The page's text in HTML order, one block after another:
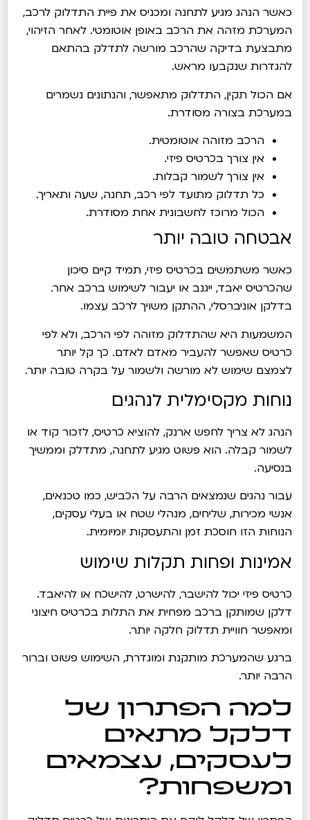
כאשר הנהג מגיע לתחנה ומכניס את פיית התדלוק לרכב,
המערכת מזהה את הרכב באופן אוטומטי. לאחר הזיהוי,
מתבצעת בדיקה שהרכב מורשה לתדלק בהתאם
להגדרות שנקבעו מראש.
אם הכול תקין, התדלוק מתאפשר, והנתונים נשמרים
במערכת בצורה מסודרת.
הרכב מזוהה אוטומטית.
אין צורך בכרטיס פיזי.
אין צורך לשמור קבלות.
כל תדלוק מתועד לפי רכב, תחנה, שעה ותאריך.
הכול מרוכז לחשבונית אחת מסודרת.
אבטחה טובה יותר
כאשר משתמשים בכרטיס פיזי, תמיד קיים סיכון
שהכרטיס יאבד, ייגנב או יעבור לשימוש ברכב אחר.
בדלקן אוניברסלי, ההתקן משויך לרכב עצמו.
המשמעות היא שהתדלוק מזוהה לפי הרכב, ולא לפי
כרטיס שאפשר להעביר מאדם לאדם. כך קל יותר
לצמצם שימוש לא מורשה ולשמור על בקרה טובה יותר.
נוחות מקסימלית לנהגים
הנהג לא צריך לחפש ארנק, להוציא כרטיס, לזכור קוד או
לשמור קבלה. הוא פשוט מגיע לתחנה, מתדלק וממשיך
בנסיעה.
עבור נהגים שנמצאים הרבה על הכביש, כמו טכנאים,
אנשי מכירות, שליחים, מנהלי שטח או בעלי עסקים,
הנוחות הזו חוסכת זמן והתעסקות יומיומית.
אמינות ופחות תקלות שימוש
כרטיס פיזי יכול להישבר, להישרט, להישכח או להיאבד.
דלקן שמותקן ברכב מפחית את התלות בכרטיס חיצוני
ומאפשר חוויית תדלוק חלקה יותר.
ברגע שהמערכת מותקנת ומוגדרת, השימוש פשוט וברור
הרבה יותר.
למה הפתרון של
דלקל מתאים
לעסקים, עצמאים
ומשפחות?